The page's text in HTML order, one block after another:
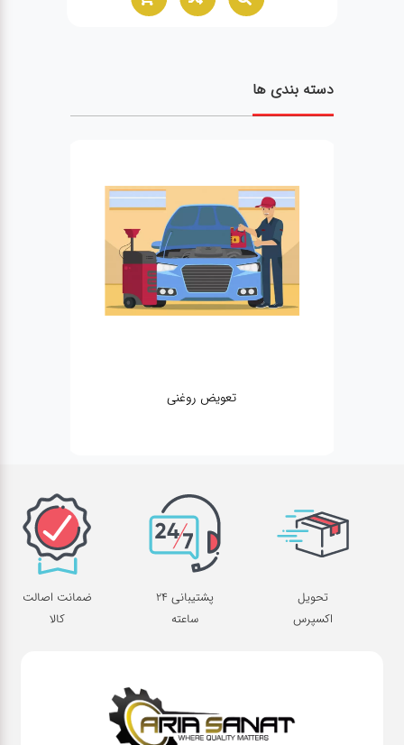
دسته بندی ها
تعویض روغنی
تحویل
اکسپرس
پشتیبانی 24
ساعته
ضمانت اصالت
کالا